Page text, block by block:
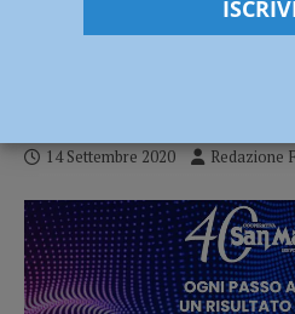
Abbonamenti bus per
14 Settembre 2020 Redazione